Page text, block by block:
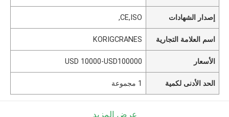
إصدار الشهادات CE,ISO,
اسم العلامة التجارية KORIGCRANES
الأسعار USD 10000-USD100000
الحد الأدنى لكمية 1 مجموعة
عرض المزيد